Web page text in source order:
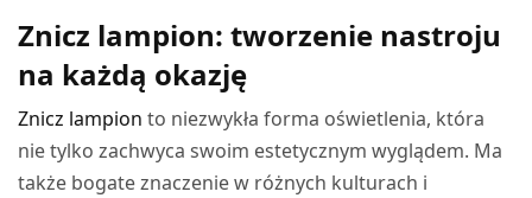
Znicz lampion: tworzenie nastroju
na każdą okazję
Znicz lampion to niezwykła forma oświetlenia, która
nie tylko zachwyca swoim estetycznym wyglądem. Ma
także bogate znaczenie w różnych kulturach i